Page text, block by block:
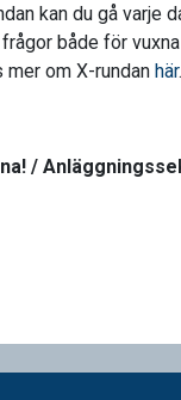
kan du gå varje
både för
om X-rundan här.
/